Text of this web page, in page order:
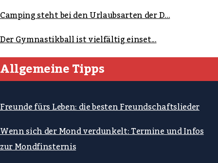
Camping steht bei den Urlaubsarten der D...
Der Gymnastikball ist vielfältig einset...
Allgemeine Tipps
Freunde fürs Leben: die besten Freundschaftslieder
Wenn sich der Mond verdunkelt: Termine und Infos
zur Mondfinsternis